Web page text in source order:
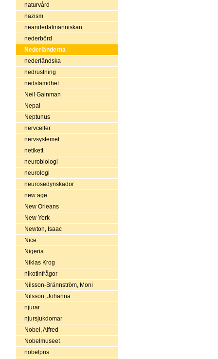
naturvård
nazism
neandertalmänniskan
nederbörd
Nederländerna
nederländska
nedrustning
nedstämdhet
Neil Gainman
Nepal
Neptunus
nervceller
nervsystemet
netikett
neurobiologi
neurologi
neurosedynskador
new age
New Orleans
New York
Newton, Isaac
Nice
Nigeria
Niklas Krog
nikotinfrågor
Nilsson-Brännström, Moni
Nilsson, Johanna
njurar
njursjukdomar
Nobel, Alfred
Nobelmuseet
nobelpris